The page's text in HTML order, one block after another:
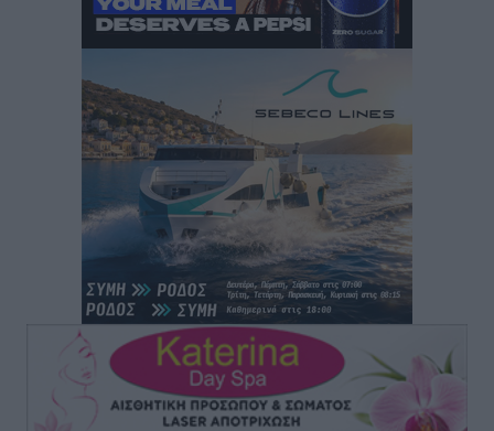
“Η Ευρώπη αντιμετώπιζε το προσφυγικό σαν ταινία
τρόμου” – Η συγκλονιστική μαρτυρία της Χαρούλας
Γιασιράνη στον RV για τα γεγονότα που οδήγησαν στο
Σύμφωνο της Λέρου
Τοπικές Ειδήσεις • πριν 6 ώρες
Συναυλία με τον Γιάννη Κότσιρα στις 21 Αυγούστου
Πολιτιστικά• πριν 6 ώρες
Έκτακτη συνεδρίαση της Δημοτικής Επιτροπής Ρόδου
αύριο Παρασκευή 7 Αυγούστου
Τοπικές Ειδήσεις• πριν 6 ώρες
ΑΕΡΑ: Δεν σταματάει να ενισχύεται, νέο απόκτημα ο
Μητρόπουλος